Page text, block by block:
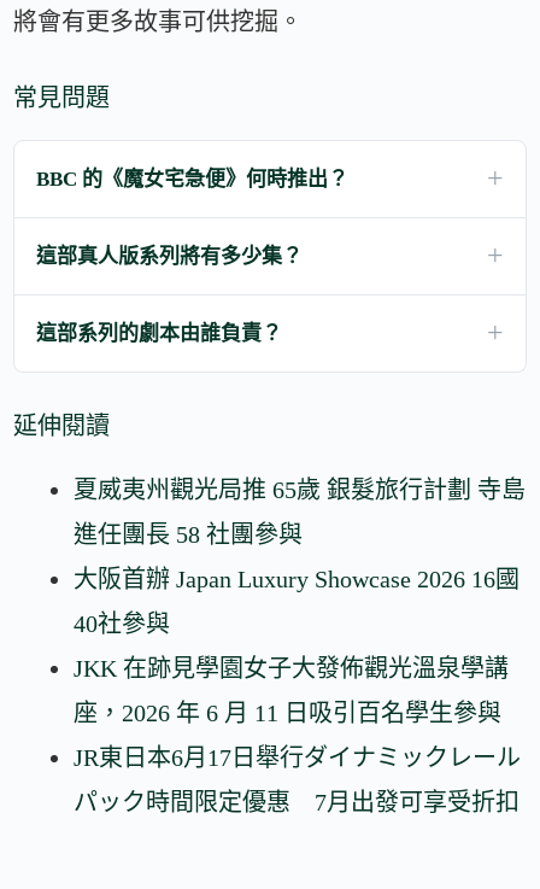
將會有更多故事可供挖掘。
常見問題
BBC 的《魔女宅急便》何時推出？
這部真人版系列將有多少集？
這部系列的劇本由誰負責？
延伸閱讀
夏威夷州觀光局推 65歲 銀髮旅行計劃 寺島
進任團長 58 社團參與
大阪首辦 Japan Luxury Showcase 2026 16國
40社參與
JKK 在跡見學園女子大發佈觀光溫泉學講
座，2026 年 6 月 11 日吸引百名學生參與
JR東日本6月17日舉行ダイナミックレール
パック時間限定優惠 7月出發可享受折扣